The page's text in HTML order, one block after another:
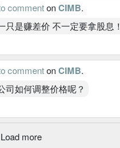
commentonCIMB.
只是赚差价 不一定要拿股息！
commentonCIMB.
司如何调整价格呢？
Load more